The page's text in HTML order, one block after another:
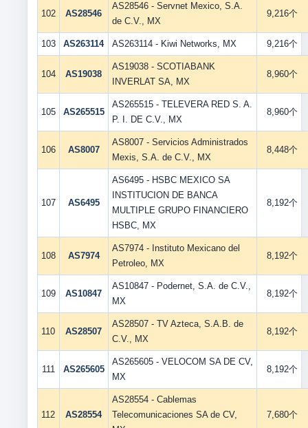
102 AS28546
AS28546 - Servnet Mexico, S.A.
de C.V., MX
9,216个
103 AS263114 AS263114 - Kiwi Networks, MX 9,216个
104 AS19038
AS19038 - SCOTIABANK
INVERLAT SA, MX
8,960个
105 AS265515
AS265515 - TELEVERA RED S. A.
P. I. DE C.V., MX
8,960个
106 AS8007
AS8007 - Servicios Administrados
Mexis, S.A. de C.V., MX
8,448个
107 AS6495
AS6495 - HSBC MEXICO SA
INSTITUCION DE BANCA
MULTIPLE GRUPO FINANCIERO
HSBC, MX
8,192个
108 AS7974
AS7974 - Instituto Mexicano del
Petroleo, MX
8,192个
109 AS10847
AS10847 - Podernet, S.A. de C.V.,
MX
8,192个
110 AS28507
AS28507 - TV Azteca, S.A.B. de
C.V., MX
8,192个
111 AS265605
AS265605 - VELOCOM SA DE CV,
MX
8,192个
112 AS28554
AS28554 - Cablemas
Telecomunicaciones SA de CV,
7,680个